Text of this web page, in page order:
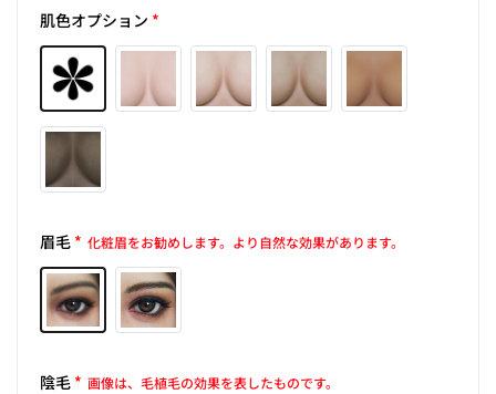
肌色オプション *
眉毛* 化粧眉をお勧めします。より自然な効果があります。
陰毛* 画像は、毛植毛の効果を表したものです。